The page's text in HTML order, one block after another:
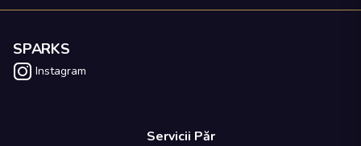
SPARKS
Instagram
Servicii Păr